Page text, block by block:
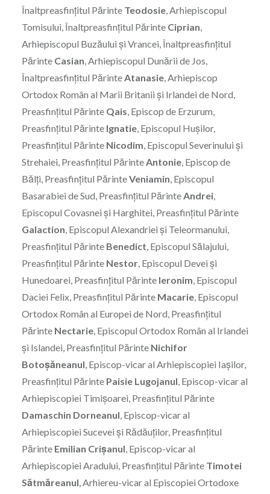
Înaltpreasfinţitul Părinte Teodosie, Arhiepiscopul
Tomisului, Înaltpreasfinţitul Părinte Ciprian,
Arhiepiscopul Buzăului şi Vrancei, Înaltpreasfinţitul
Părinte Casian, Arhiepiscopul Dunării de Jos,
Înaltpreasfinţitul PărinteAtanasie, Arhiepiscop
Ortodox Român al Marii Britanii şi Irlandei de Nord,
Preasfinţitul Părinte Qais, Episcop de Erzurum,
Preasfinţitul Părinte Ignatie, Episcopul Huşilor,
Preasfinţitul Părinte Nicodim, Episcopul Severinului şi
Strehaiei, Preasfinţitul PărinteAntonie, Episcop de
Bălți, Preasfinţitul PărinteVeniamin, Episcopul
Basarabiei de Sud, Preasfinţitul PărinteAndrei,
Episcopul Covasnei şi Harghitei, Preasfinţitul Părinte
Galaction, Episcopul Alexandriei şi Teleormanului,
Preasfinţitul Părinte Benedict, Episcopul Sălajului,
Preasfinţitul Părinte Nestor, Episcopul Devei şi
Hunedoarei, Preasfinţitul Părinte Ieronim, Episcopul
Daciei Felix, Preasfinţitul Părinte Macarie, Episcopul
Ortodox Român al Europei de Nord, Preasfinţitul
Părinte Nectarie, Episcopul Ortodox Român al Irlandei
şi Islandei, Preasfinţitul Părinte Nichifor
Botoşăneanul, Episcop-vicar al Arhiepiscopiei Iaşilor,
Preasfinţitul Părinte Paisie Lugojanul, Episcop-vicar al
Arhiepiscopiei Timişoarei, Preasfinţitul Părinte
Damaschin Dorneanul, Episcop-vicar al
Arhiepiscopiei Sucevei și Rădăuților, Preasfinţitul
Părinte Emilian Crișanul, Episcop-vicar al
Arhiepiscopiei Aradului, Preasfinţitul Părinte Timotei
Sătmăreanul, Arhiereu-vicar al Episcopiei Ortodoxe